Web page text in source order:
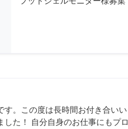
す。この度は長時間お付き合いい
た！ 自分自身のお仕事にもプロ